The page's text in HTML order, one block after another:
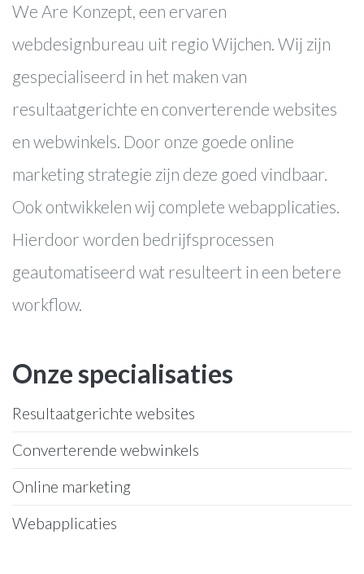
We Are Konzept, een ervaren
webdesignbureau uit regio Wijchen. Wij zijn
gespecialiseerd in het maken van
resultaatgerichte en converterende websites
en webwinkels. Door onze goede online
marketing strategie zijn deze goed vindbaar.
Ook ontwikkelen wij complete webapplicaties.
Hierdoor worden bedrijfsprocessen
geautomatiseerd wat resulteert in een betere
workflow.
Onze specialisaties
Resultaatgerichte websites
Converterende webwinkels
Online marketing
Webapplicaties